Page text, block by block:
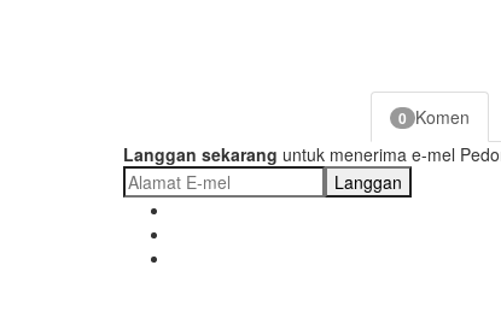
0 Komen
Langgan sekarang untuk menerima e-mel
Langgan